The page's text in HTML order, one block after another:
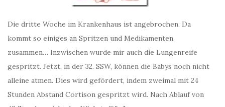
Die dritte Woche im Krankenhaus ist angebrochen. Da
kommt so einiges an Spritzen und Medikamenten
zusammen… Inzwischen wurde mir auch die Lungenreife
gespritzt. Jetzt, in der 32. SSW, können die Babys noch nicht
alleine atmen. Dies wird gefördert, indem zweimal mit 24
Stunden Abstand Cortison gespritzt wird. Nach Ablauf von